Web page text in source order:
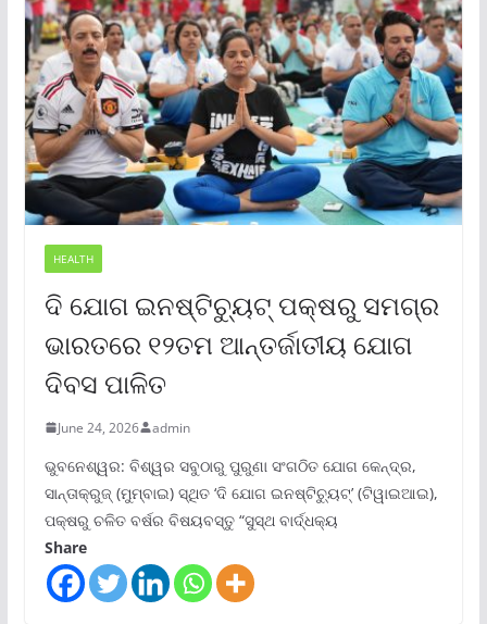
HEALTH
ଦି ଯୋଗ ଇନଷ୍ଟିଚ୍ୟୁଟ୍ ପକ୍ଷରୁ ସମଗ୍ର
ଭାରତରେ ୧୨ତମ ଆନ୍ତର୍ଜାତୀୟ ଯୋଗ
ଦିବସ ପାଳିତ
June 24, 2026 admin
ଭୁବନେଶ୍ୱର: ବିଶ୍ୱର ସବୁଠାରୁ ପୁରୁଣା ସଂଗଠିତ ଯୋଗ କେନ୍ଦ୍ର,
ସାନ୍ତାକ୍ରୁଜ୍ (ମୁମ୍ବାଇ) ସ୍ଥିତ ‘ଦି ଯୋଗ ଇନଷ୍ଟିଚ୍ୟୁଟ୍‌’ (ଟିୱାଇଆଇ),
ପକ୍ଷରୁ ଚଳିତ ବର୍ଷର ବିଷୟବସ୍ତୁ “ସୁସ୍ଥ ବାର୍ଦ୍ଧକ୍ୟ
Share